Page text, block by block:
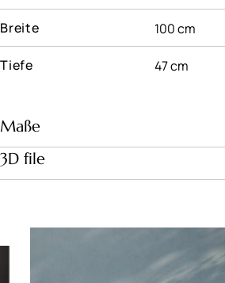
Breite 100 cm
Tiefe 47 cm
Maße
3D file